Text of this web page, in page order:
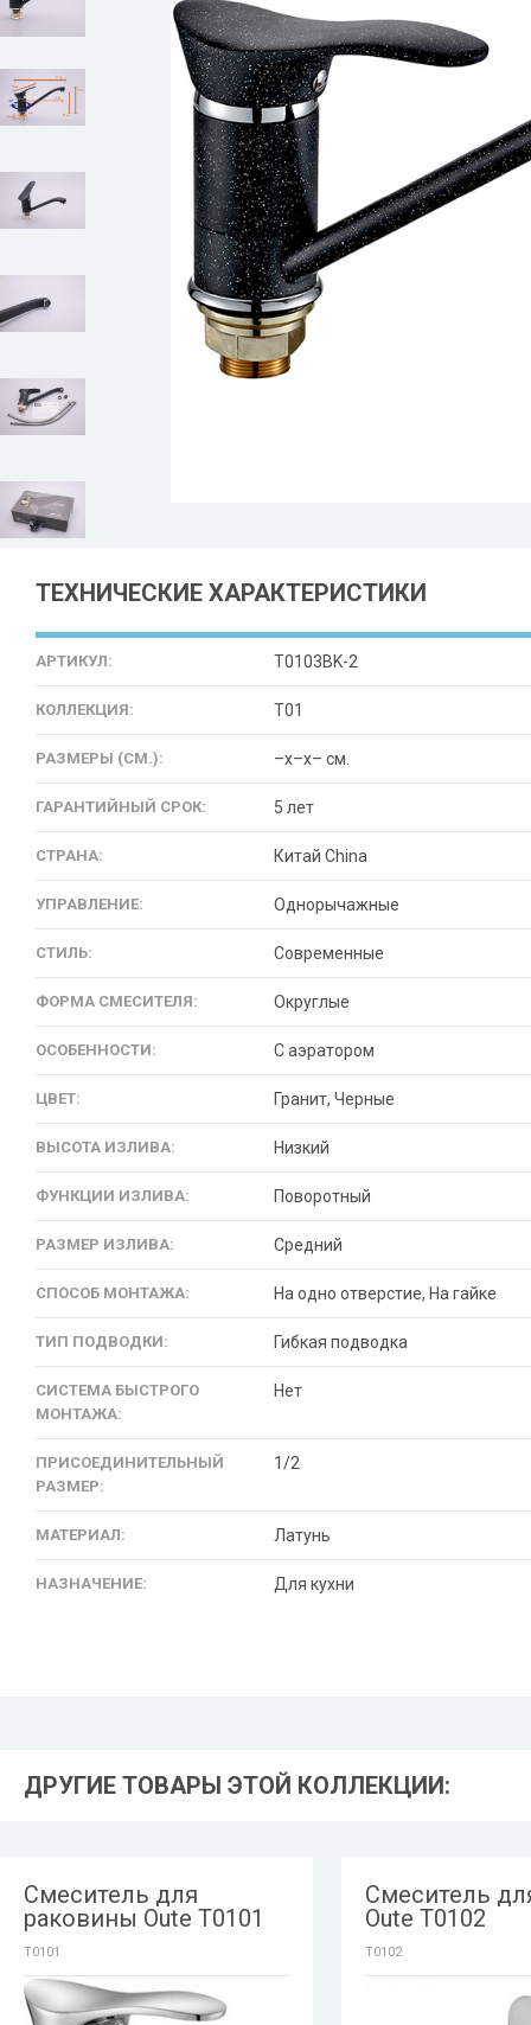
ТЕХНИЧЕСКИЕ ХАРАКТЕРИСТИКИ
АРТИКУЛ: T0103BK-2
КОЛЛЕКЦИЯ: T01
РАЗМЕРЫ (СМ.): –x–x– см.
ГАРАНТИЙНЫЙ СРОК: 5 лет
СТРАНА: Китай China
УПРАВЛЕНИЕ: Однорычажные
СТИЛЬ: Современные
ФОРМА СМЕСИТЕЛЯ: Округлые
ОСОБЕННОСТИ: С аэратором
ЦВЕТ: Гранит, Черные
ВЫСОТА ИЗЛИВА: Низкий
ФУНКЦИИ ИЗЛИВА: Поворотный
РАЗМЕР ИЗЛИВА: Средний
СПОСОБ МОНТАЖА: На одно отверстие, На гайке
ТИП ПОДВОДКИ: Гибкая подводка
СИСТЕМА БЫСТРОГО
МОНТАЖА:
Нет
ПРИСОЕДИНИТЕЛЬНЫЙ
РАЗМЕР:
1/2
МАТЕРИАЛ: Латунь
НАЗНАЧЕНИЕ: Для кухни
ДРУГИЕ ТОВАРЫ ЭТОЙ КОЛЛЕКЦИИ:
Смеситель для
раковины Oute T0101
T0101
Смеситель
Oute T0102
T0102